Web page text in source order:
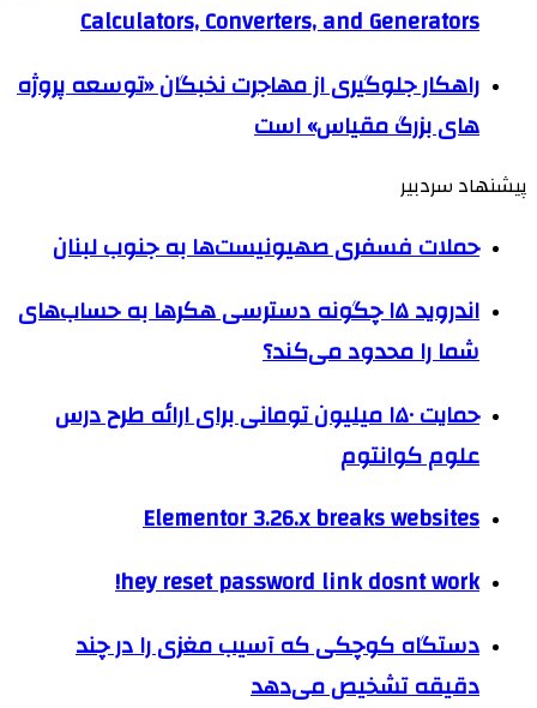
Calculators, Converters, and Generators
راهکار جلوگیری از مهاجرت نخبگان «توسعه پروژه
های بزرگ مقیاس» است
پیشنهاد سردبیر
حملات فسفری صهیونیست‌ها به جنوب لبنان
اندروید ۱۵ چگونه دسترسی هکرها به حساب‌های
شما را محدود می‌کند؟
حمایت ۱۵۰ میلیون تومانی برای ارائه طرح درس
علوم کوانتوم
Elementor 3.26.x breaks websites
hey reset password link dosnt work!
دستگاه کوچکی که آسیب مغزی را در چند
دقیقه تشخیص می‌دهد